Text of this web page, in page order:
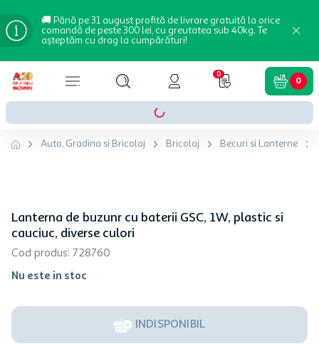
🚚 Până pe 31 august profită de livrare gratuită la orice
comandă de peste 300 lei, cu greutatea sub 40kg. Te
așteptăm cu drag la cumpărături!
0
0
Auto, Gradina si Bricolaj Bricolaj Becuri si Lanterne
Lanterna de buzunr cu baterii GSC, 1W, plastic si
cauciuc, diverse culori
Cod produs: 728760
Nu este in stoc
INDISPONIBIL